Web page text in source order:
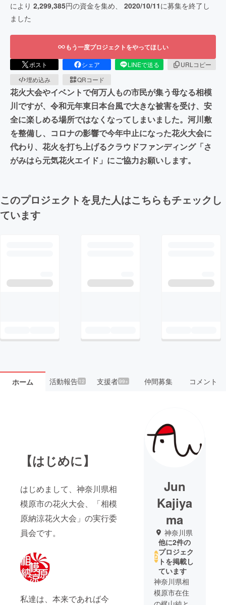
により 2,299,385円の資金を集め、 2020/10/11に募集を終了し
ました
もう一度プロジェクトをやってほしい
ポスト シェア LINEで送る
URLコピー
埋め込み
QRコード
花火大会やイベントで何万人もの市民が集う母なる相模
川ですが、令和元年東日本台風で大きな被害を受け、安
全に楽しめる場所ではなくなってしまいました。河川敷
を整備し、コロナの影響で今年中止になった花火大会に
代わり、花火を打ち上げるクラウドファンディング「さ
がみはら元気花火エイド」にご協力お願いします。
このプロジェクトを見た人はこちらもチェックし
ています
ホーム 活動報告12 支援者99+ 仲間募集 コメント
【はじめに】
はじめまして、神奈川県相
模原市の花火大会、「相模
原納涼花火大会」の実行委
員会です。
私達は、本来であれば今
Jun
Kajiya
ma
神奈川県
他に2件の
プロジェク
トを掲載し
ています
神奈川県相
模原市在住